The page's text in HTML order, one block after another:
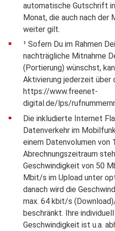
automatische Gutschrift
Monat, die auch nach
weiter gilt.
¹ Sofern Du im Rahmen
nachträgliche Mitnahme
(Portierung) wünschst,
Aktivierung jederzeit über
https://www.freenet-
digital.de/lps/
Die inkludierte Internet
Datenverkehr im
einem Datenvolumen von
Abrechnungszeitraum
Geschwindigkeit von 50
Mbit/s im Upload unter
danach wird die
max. 64 kbit/s
beschränkt. Ihre
Geschwindigkeit ist u.a.